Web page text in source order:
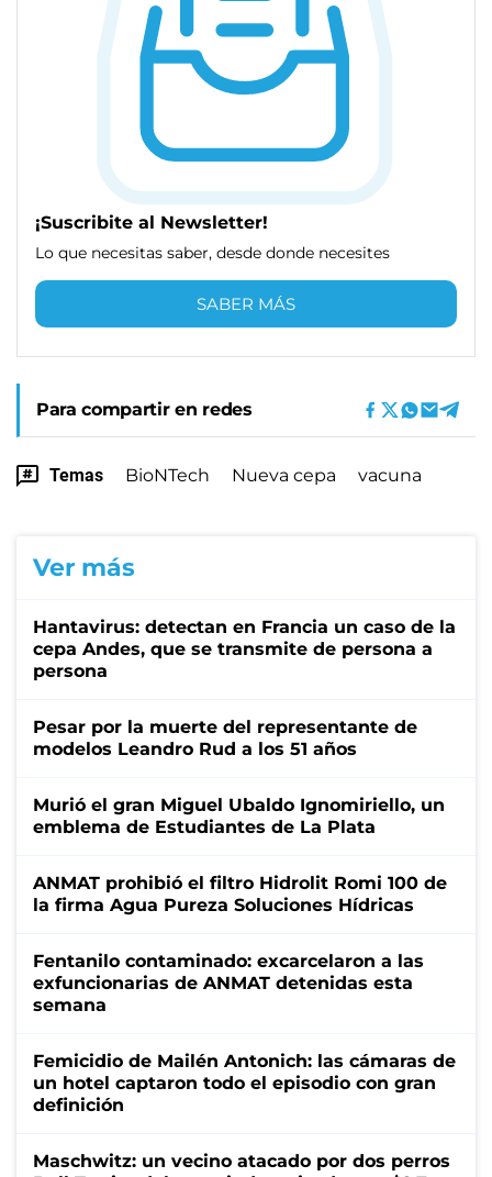
¡Suscribite al Newsletter!
Lo que necesitas saber, desde donde necesites
SABER MÁS
Para compartir en redes
Temas BioNTech Nueva cepa vacuna
Ver más
Hantavirus: detectan en Francia un caso de la
cepa Andes, que se transmite de persona a
persona
Pesar por la muerte del representante de
modelos Leandro Rud a los 51 años
Murió el gran Miguel Ubaldo Ignomiriello, un
emblema de Estudiantes de La Plata
ANMAT prohibió el filtro Hidrolit Romi 100 de
la firma Agua Pureza Soluciones Hídricas
Fentanilo contaminado: excarcelaron a las
exfuncionarias de ANMAT detenidas esta
semana
Femicidio de Mailén Antonich: las cámaras de
un hotel captaron todo el episodio con gran
definición
Maschwitz: un vecino atacado por dos perros